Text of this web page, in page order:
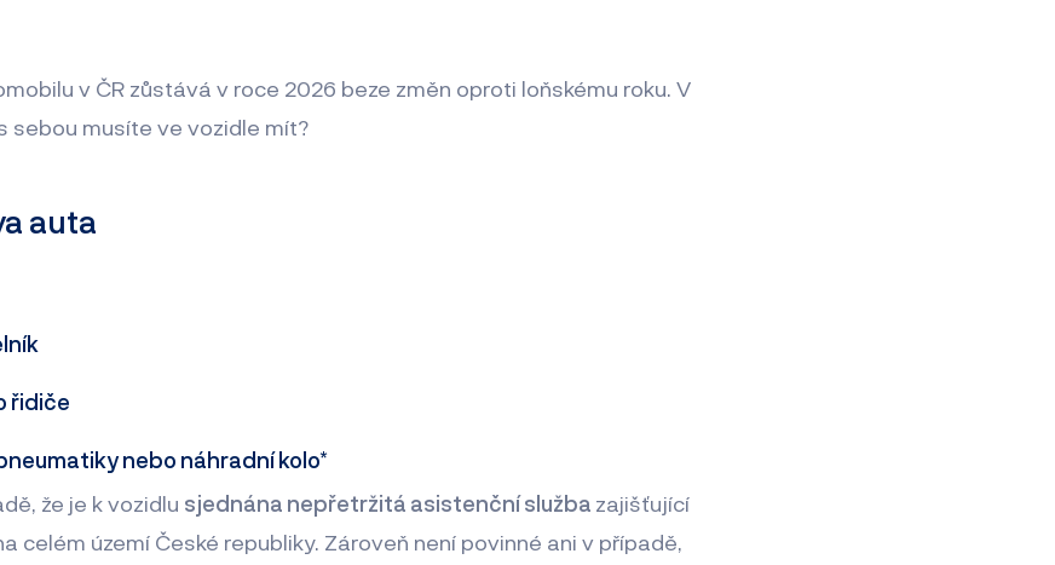
v ČR zůstává v roce 2026 beze změn oproti loňskému roku. V
sebou musíte ve vozidle mít?
auta
řidiče
nebo náhradní kolo*
že je k vozidlu sjednána nepřetržitá asistenční služba zajišťující
celém území České republiky. Zároveň není povinné ani v případě,